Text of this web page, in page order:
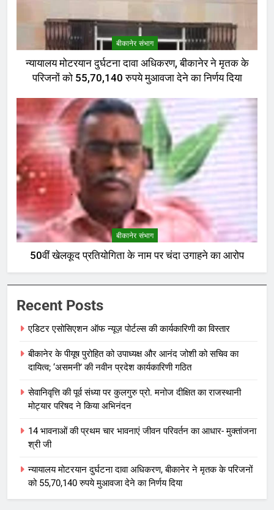
बीकानेर संभाग
न्यायालय मोटरयान दुर्घटना दावा अधिकरण, बीकानेर ने मृतक के
परिजनों को 55,70,140 रुपये मुआवजा देने का निर्णय दिया
बीकानेर संभाग
50वीं खेलकूद प्रतियोगिता के नाम पर चंदा उगाहने का आरोप
Recent Posts
एडिटर एसोसिएशन ऑफ न्यूज़ पोर्टल्स की कार्यकारिणी का विस्तार
बीकानेर के पीयूष पुरोहित को उपाध्यक्ष और आनंद जोशी को सचिव का
दायित्व; ‘असमनी’ की नवीन प्रदेश कार्यकारिणी गठित
सेवानिवृत्ति की पूर्व संध्या पर कुलगुरु प्रो. मनोज दीक्षित का राजस्थानी
मोट्यार परिषद ने किया अभिनंदन
14 भावनाओं की प्रथम चार भावनाएं जीवन परिवर्तन का आधार- मुक्तांजना
श्री जी
न्यायालय मोटरयान दुर्घटना दावा अधिकरण, बीकानेर ने मृतक के परिजनों
को 55,70,140 रुपये मुआवजा देने का निर्णय दिया